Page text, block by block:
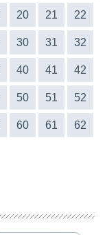
20 21 22
30 31 32
40 41 42
50 51 52
60 61 62